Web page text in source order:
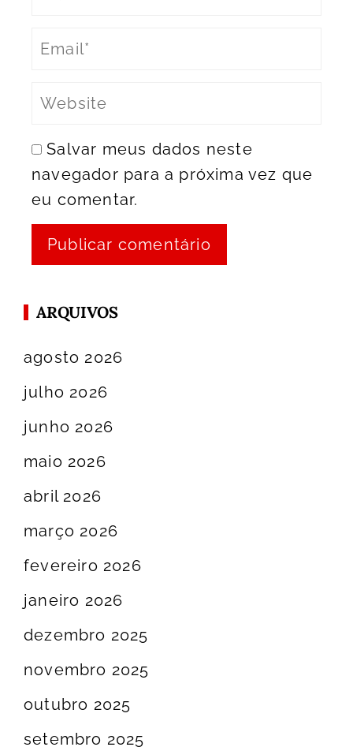
Salvar meus dados neste
navegador para a próxima vez que
eu comentar.
ARQUIVOS
agosto 2026
julho 2026
junho 2026
maio 2026
abril 2026
março 2026
fevereiro 2026
janeiro 2026
dezembro 2025
novembro 2025
outubro 2025
setembro 2025